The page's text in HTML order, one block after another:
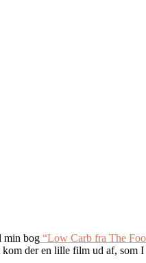
min bog “Low Carb fra The
der en lille film ud af, som I